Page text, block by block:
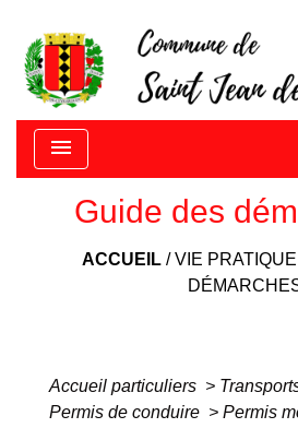
menu
Guide des
ACCUEIL /VIE PRATIQUE
Accueil particuliers >
Permis de conduire > Permis